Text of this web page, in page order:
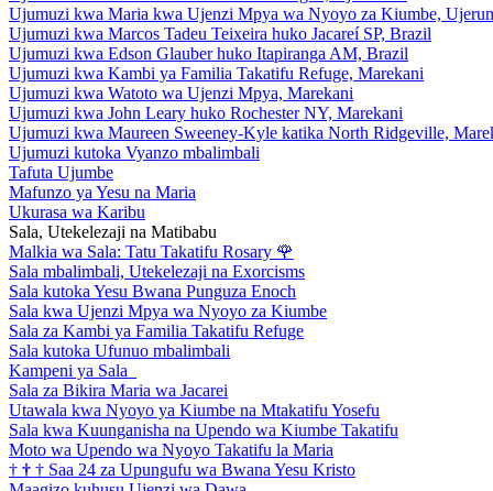
Ujumuzi kwa Maria kwa Ujenzi Mpya wa Nyoyo za Kiumbe,
Ujumuzi kwa Marcos Tadeu Teixeira huko Jacareí SP, Brazil
Ujumuzi kwa Edson Glauber huko Itapiranga AM, Brazil
Ujumuzi kwa Kambi ya Familia Takatifu Refuge, Marekani
Ujumuzi kwa Watoto wa Ujenzi Mpya, Marekani
Ujumuzi kwa John Leary huko Rochester NY, Marekani
Ujumuzi kwa Maureen Sweeney-Kyle katika North Ridgeville,
Ujumuzi kutoka Vyanzo mbalimbali
Tafuta Ujumbe
Mafunzo ya Yesu na Maria
Ukurasa wa Karibu
Sala, Utekelezaji na Matibabu
Malkia wa Sala: Tatu Takatifu Rosary 🌹
Sala mbalimbali, Utekelezaji na Exorcisms
Sala kutoka Yesu Bwana Punguza Enoch
Sala kwa Ujenzi Mpya wa Nyoyo za Kiumbe
Sala za Kambi ya Familia Takatifu Refuge
Sala kutoka Ufunuo mbalimbali
Kampeni ya Sala
Sala za Bikira Maria wa Jacarei
Utawala kwa Nyoyo ya Kiumbe na Mtakatifu Yosefu
Sala kwa Kuunganisha na Upendo wa Kiumbe Takatifu
Moto wa Upendo wa Nyoyo Takatifu la Maria
† † † Saa 24 za Upungufu wa Bwana Yesu Kristo